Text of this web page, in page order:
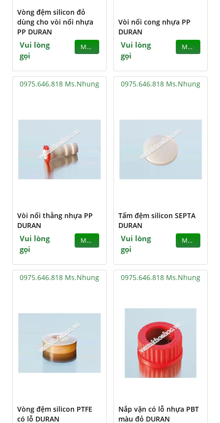
Vòng đệm silicon đỏ
dùng cho vòi nối nhựa
PP DURAN
Vui lòng
gọi
MUA
Vòi nối cong nhựa PP
DURAN
Vui lòng
gọi
MUA
0975.646.818 Ms.Nhung
Vòi nối thẳng nhựa PP
DURAN
Vui lòng
gọi
MUA
0975.646.818 Ms.Nhung
Tấm đệm silicon SEPTA
DURAN
Vui lòng
gọi
MUA
0975.646.818 Ms.Nhung
Vòng đệm silicon PTFE
có lỗ DURAN
0975.646.818 Ms.Nhung
Nắp vặn có lỗ nhựa PBT
màu đỏ DURAN